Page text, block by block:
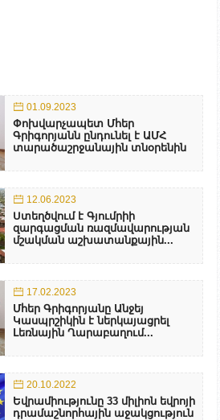
01.09.2023
Փոխվարչապետ Մհեր
Գրիգորյանն ընդունել է ԱՄՀ
տարածաշրջանային տնօրենին
12.06.2023
Ստեղծվում է Գյումրիի
զարգացման ռազմավարության
մշակման աշխատանքային...
17.02.2023
Մհեր Գրիգորյանը Անջեյ
Կասպրշիկին է ներկայացրել
Լեռնային Ղարաբաղում...
20.10.2022
Եվրամիությունը 33 միլիոն եվրոյի
դրամաշնորհային աջակցություն